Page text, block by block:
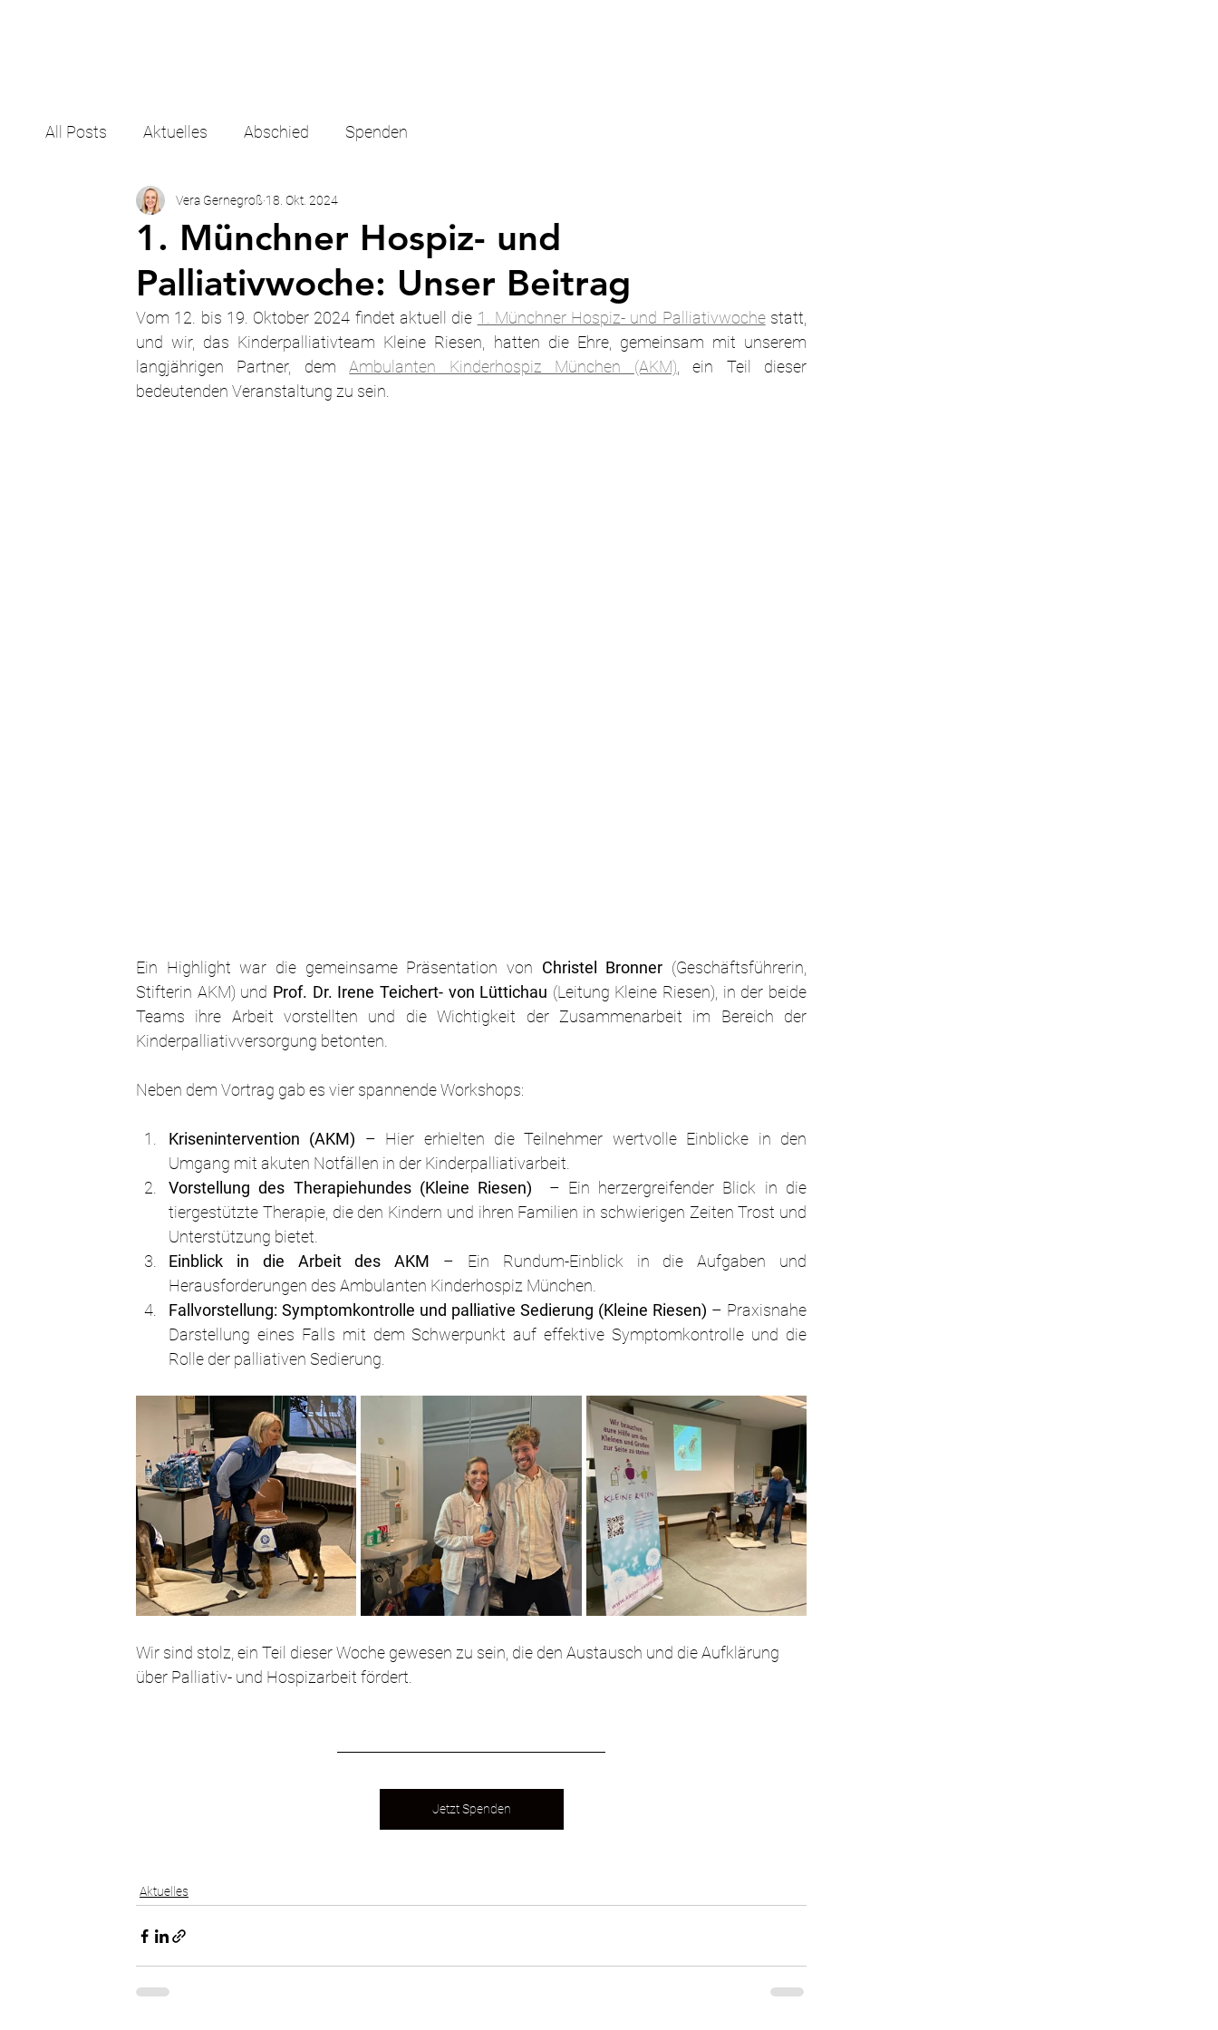
All Posts Aktuelles Abschied Spenden
1. Münchner Hospiz- und
Palliativwoche: Unser Beitrag
Vera Gernegroß 18. Okt. 2024
Vom 12. bis 19. Oktober 2024 findet aktuell die 1. Münchner Hospiz- und Palliativwoche statt,
und wir, das Kinderpalliativteam Kleine Riesen, hatten die Ehre, gemeinsam mit unserem
langjährigen Partner, dem Ambulanten Kinderhospiz München (AKM) , ein Teil dieser
bedeutenden Veranstaltung zu sein.
Ein Highlight war die gemeinsame Präsentation von Christel Bronner (Geschäftsführerin,
Stifterin AKM) und Prof. Dr. Irene Teichert- von Lüttichau (Leitung Kleine Riesen), in der beide
Teams ihre Arbeit vorstellten und die Wichtigkeit der Zusammenarbeit im Bereich der
Kinderpalliativversorgung betonten.
Neben dem Vortrag gab es vier spannende Workshops:
Krisenintervention (AKM) – Hier erhielten die Teilnehmer wertvolle Einblicke in den
Umgang mit akuten Notfällen in der Kinderpalliativarbeit.
Vorstellung des Therapiehundes (Kleine Riesen)
– Ein herzergreifender Blick in die
tiergestützte Therapie, die den Kindern und ihren Familien in schwierigen Zeiten Trost und
Unterstützung bietet.
Einblick in die Arbeit des AKM – Ein Rundum-Einblick in die Aufgaben und
Herausforderungen des Ambulanten Kinderhospiz München.
Fallvorstellung: Symptomkontrolle und palliative Sedierung (Kleine Riesen) – Praxisnahe
Darstellung eines Falls mit dem Schwerpunkt auf effektive Symptomkontrolle und die
Rolle der palliativen Sedierung.
Wir sind stolz, ein Teil dieser Woche gewesen zu sein, die den Austausch und die Aufklärung
über Palliativ- und Hospizarbeit fördert.
Jetzt Spenden
Aktuelles